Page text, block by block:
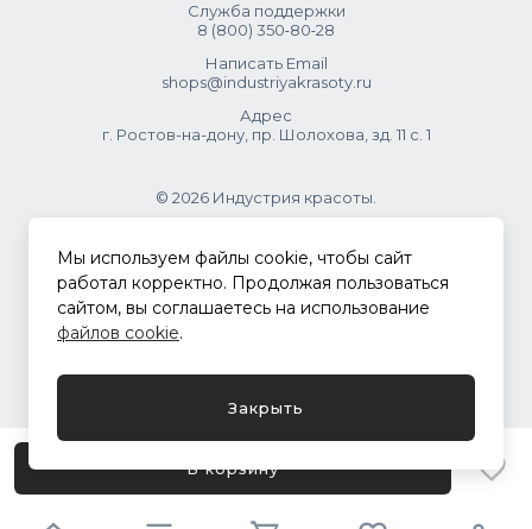
В корзину
Служба поддержки
8 (800) 350‑80‑28
Написать Email
shops@industriyakrasoty.ru
Адрес
г. Ростов-на-дону, пр. Шолохова, зд. 11 с. 1
© 2026 Индустрия красоты.
.
Политика конфиденциальности
Мы используем файлы cookie, чтобы сайт
работал корректно. Продолжая пользоваться
сайтом, вы соглашаетесь на использование
файлов cookie.
Закрыть